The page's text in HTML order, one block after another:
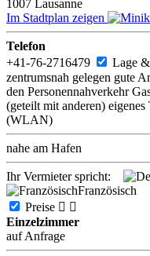
1007 Lausanne
Im Stadtplan zeigen
Telefon
+41-76-2716479
Lage
zentrumsnah gelegen gute
den Personennahverkehr
(geteilt mit anderen)
(WLAN)
nahe am Hafen
Ihr Vermieter spricht:
Französisch
Preise  
Einzelzimmer
auf Anfrage